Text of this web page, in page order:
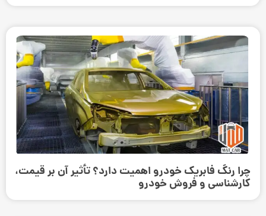
چرا رنگ فابریک خودرو اهمیت دارد؟ تأثیر آن بر قیمت،
کارشناسی و فروش خودرو